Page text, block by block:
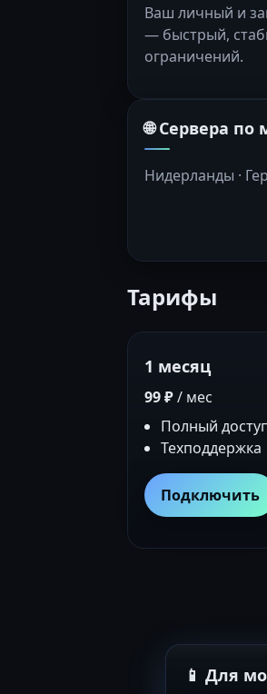
Ваш личный и
— быстрый,
ограничений.
🌐 Сервера по
Нидерланды ·
Тарифы
1 месяц
99 ₽/ мес
Полный
Техподдержка
Подключить
📱 Для